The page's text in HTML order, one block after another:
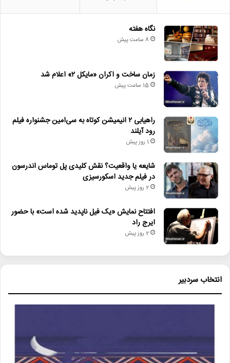
نگاه هفته
8 ساعت پیش
زمان ساخت و اکران «مایکل ۲» اعلام شد
15 ساعت پیش
راهیابی ۲ انیمیشن کوتاه به سی‌امین جشنواره فیلم
رود آیلند
1 روز پیش
شایعه یا واقعیت؟ نقش کلیدی پل توماس اندرسون
در فیلم جدید اسکورسیزی
2 روز پیش
افتتاح نمایش «یک فیل ناپدید شده است» با حضور
ایرج راد
2 روز پیش
انتخاب سردبیر